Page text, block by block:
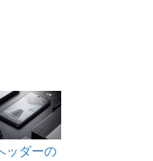
ッダーの